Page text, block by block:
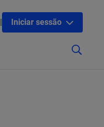
Iniciar sessão